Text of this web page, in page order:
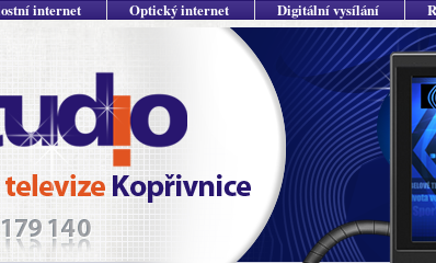
internet Optický internet Digitální vysílání